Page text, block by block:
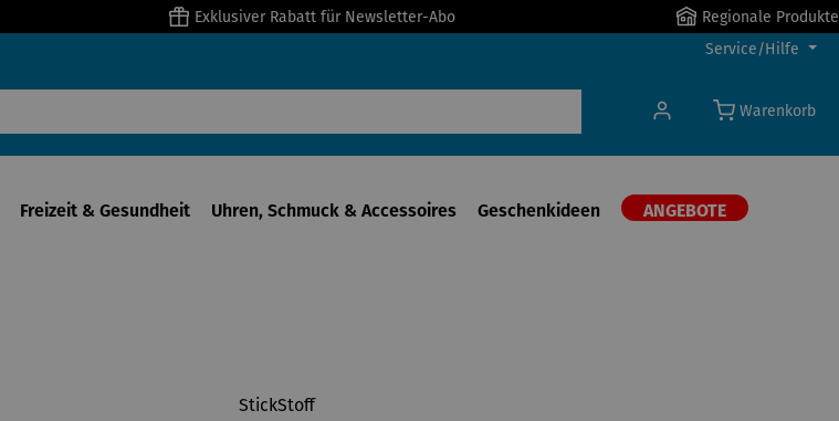
Exklusiver Rabatt für Newsletter-Abo
Regionale Produkte
Service/Hilfe
Warenkorb
Freizeit & Gesundheit Uhren, Schmuck & Accessoires Geschenkideen ANGEBOTE
StickStoff